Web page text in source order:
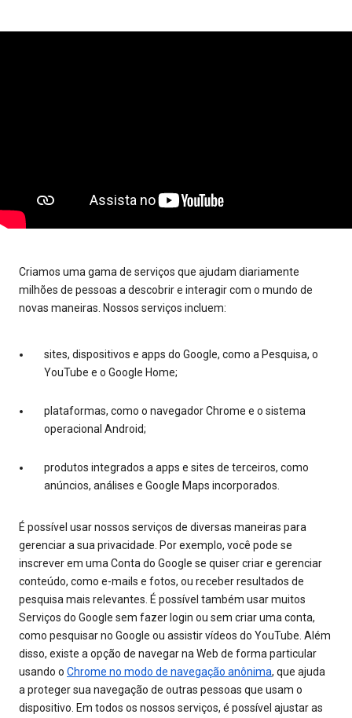
Criamos uma gama de serviços que ajudam diariamente
milhões de pessoas a descobrir e interagir com o mundo de
novas maneiras. Nossos serviços incluem:
sites, dispositivos e apps do Google, como a Pesquisa, o
YouTube e o Google Home;
plataformas, como o navegador Chrome e o sistema
operacional Android;
produtos integrados a apps e sites de terceiros, como
anúncios, análises e Google Maps incorporados.
É possível usar nossos serviços de diversas maneiras para
gerenciar a sua privacidade. Por exemplo, você pode se
inscrever em uma Conta do Google se quiser criar e gerenciar
conteúdo, como e-mails e fotos, ou receber resultados de
pesquisa mais relevantes. É possível também usar muitos
Serviços do Google sem fazer login ou sem criar uma conta,
como pesquisar no Google ou assistir vídeos do YouTube. Além
disso, existe a opção de navegar na Web de forma particular
usando o Chrome no modo de navegação anônima, que ajuda
a proteger sua navegação de outras pessoas que usam o
dispositivo. Em todos os nossos serviços, é possível ajustar as